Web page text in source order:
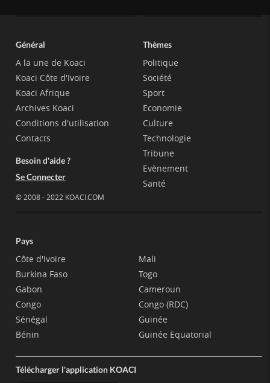
Général
A la une de Koaci
Koaci Côte d'Ivoire
Koaci Afrique
Archives Koaci
Conditions d'utilisation
Contacts
Besoin d'aide ?
Se Connecter
© 2008 - 2022 KOACI.COM
Thèmes
Politique
Société
Sport
Economie
Culture
Technologie
Tribune
Evènement
Santé
Pays
Côte d'Ivoire
Burkina Faso
Gabon
Congo
Sénégal
Bénin
Mali
Togo
Cameroun
Congo (RDC)
Guinée
Guinée Equatorial
Télécharger l'application KOACI